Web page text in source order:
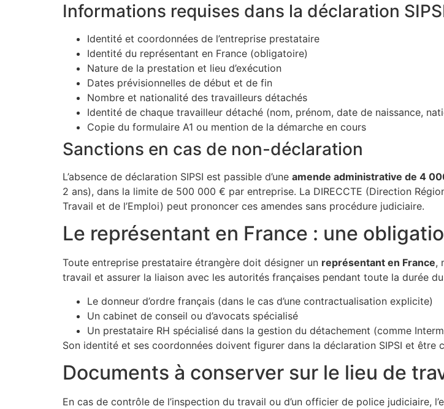
Informations requises dans la déclaration
Identité et coordonnées de l’entreprise prestataire
Identité du représentant en France (obligatoire)
Nature de la prestation et lieu d’exécution
Dates prévisionnelles de début et de fin
Nombre et nationalité des travailleurs détachés
Identité de chaque travailleur détaché (nom, prénom, date de naissance,
Copie du formulaire A1 ou mention de la démarche en cours
Sanctions en cas de non-déclaration
L’absence de déclaration SIPSI est passible d’une amende administrative de 4
2 ans), dans la limite de 500 000 € par entreprise. La DIRECCTE (Direction
Travail et de l’Emploi) peut prononcer ces amendes sans procédure judiciaire.
Le représentant en France : une
Toute entreprise prestataire étrangère doit désigner un représentant en France,
travail et assurer la liaison avec les autorités françaises pendant toute la durée
Le donneur d’ordre français (dans le cas d’une contractualisation explicite)
Un cabinet de conseil ou d’avocats spécialisé
Un prestataire RH spécialisé dans la gestion du détachement (comme
Son identité et ses coordonnées doivent figurer dans la déclaration SIPSI et
Documents à conserver sur le lieu de
En cas de contrôle de l’inspection du travail ou d’un officier de police judiciaire,